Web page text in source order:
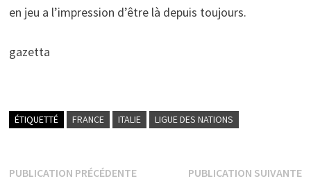
en jeu a l’impression d’être là depuis toujours.
gazetta
ÉTIQUETTÉ FRANCE ITALIE LIGUE DES NATIONS
Navigation
PUBLICATION PRÉCÉDENTEPublicationPUBLICATION SUIVANTE